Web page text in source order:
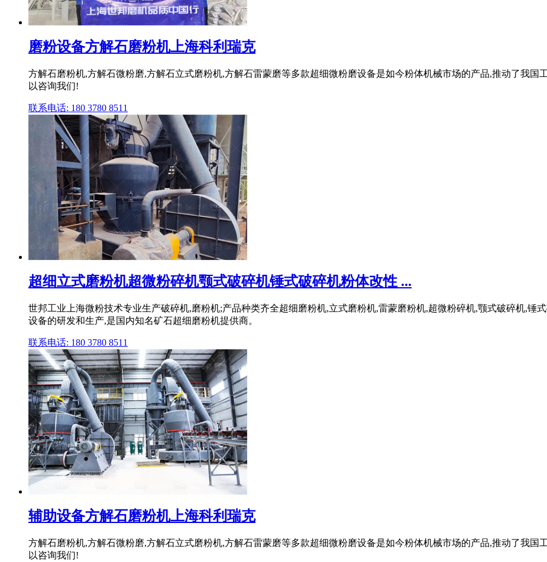
磨粉设备方解石磨粉机上海科利瑞克
方解石磨粉机,方解石微粉磨,方解石立式磨粉机,方解石雷蒙磨等多款超细微粉磨设备是如今粉体机械市场的产品,推动了我
以咨询我们!
联系电话: 180 3780 8511
超细立式磨粉机超微粉碎机颚式破碎机锤式破碎机粉体改性 ...
世邦工业上海微粉技术专业生产破碎机,磨粉机;产品种类齐全超细磨粉机,立式磨粉机,雷蒙磨粉机,超微粉碎机,颚式破碎机,锤
设备的研发和生产,是国内知名矿石超细磨粉机提供商。
联系电话: 180 3780 8511
辅助设备方解石磨粉机上海科利瑞克
方解石磨粉机,方解石微粉磨,方解石立式磨粉机,方解石雷蒙磨等多款超细微粉磨设备是如今粉体机械市场的产品,推动了我
以咨询我们!